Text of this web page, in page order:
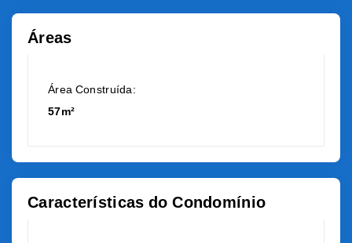
Áreas
Área Construída:
57m²
Características do Condomínio